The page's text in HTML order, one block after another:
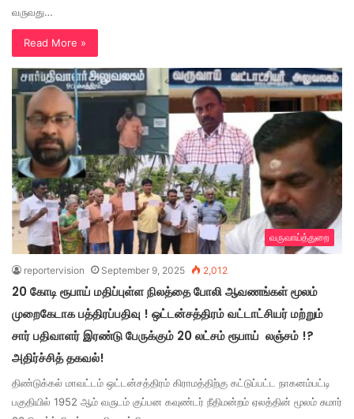
வருவது…
Read More »
வருவாய்த்துறை
reportervision September 9, 2025 2,012
20 கோடி ரூபாய் மதிப்புள்ள நிலத்தை போலி ஆவணங்கள் மூலம்
முறைகேடாக பத்திரப்பதிவு ! ஒட்டன்சத்திரம் வட்டாட்சியர் மற்றும்
சார் பதிவாளர் இரண்டு பேருக்கும் 20 லட்சம் ரூபாய் லஞ்சம் !?
அதிர்ச்சித் தகவல்!
திண்டுக்கல் மாவட்டம் ஒட்டன்சத்திரம் கிராமத்திற்கு கட்டுப்பட்ட நாகனம்பட்டி
பகுதியில் 1952 ஆம் வருடம் குப்பன கவுண்டர் நீதிமன்றம் ஏலத்தின் மூலம் சுமார்